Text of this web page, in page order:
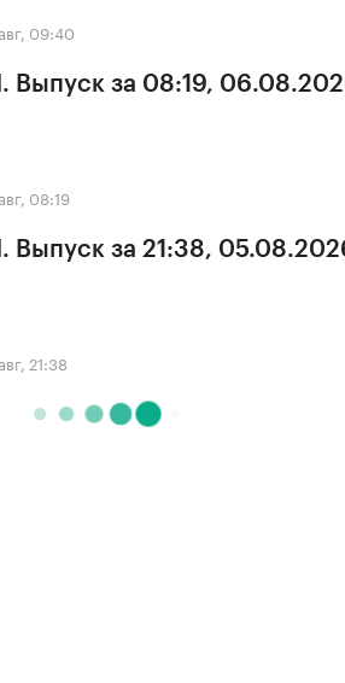
09:40
Выпуск за 08:19,
08:19
Выпуск за 21:38,
21:38